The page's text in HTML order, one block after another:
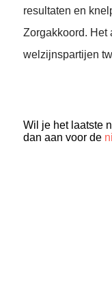
resultaten en
Zorgakkoord. Het
welzijnspartijen
Wil je het laatste
dan aan voor de